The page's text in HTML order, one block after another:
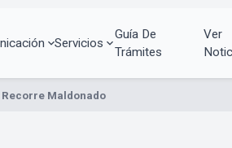
Servicios
Guía De
Trámites
Ver
Maldonado